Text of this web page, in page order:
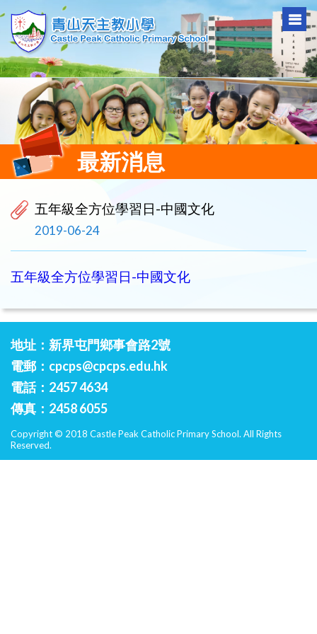
最新消息
五年級全方位學習日-中國文化
2019-06-24
五年級全方位學習日-中國文化
地址：新界屯門鄉事會路2號
電郵： cpcps@cpcps.edu.hk
電話：2457 4634
傳真：2458 6055
Copyright © 2018 Castle Peak Catholic Primary School. All Rights
Reserved.